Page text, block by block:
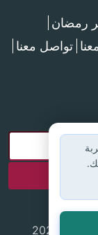
رمضان
تواصل معنا
© 2025